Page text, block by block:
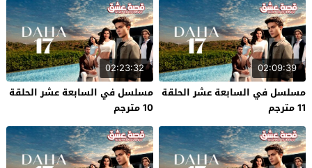
02:09:39
مسلسل في السابعة عشر الحلقة
11 مترجم
02:23:32
مسلسل في السابعة عشر الحلقة
10 مترجم